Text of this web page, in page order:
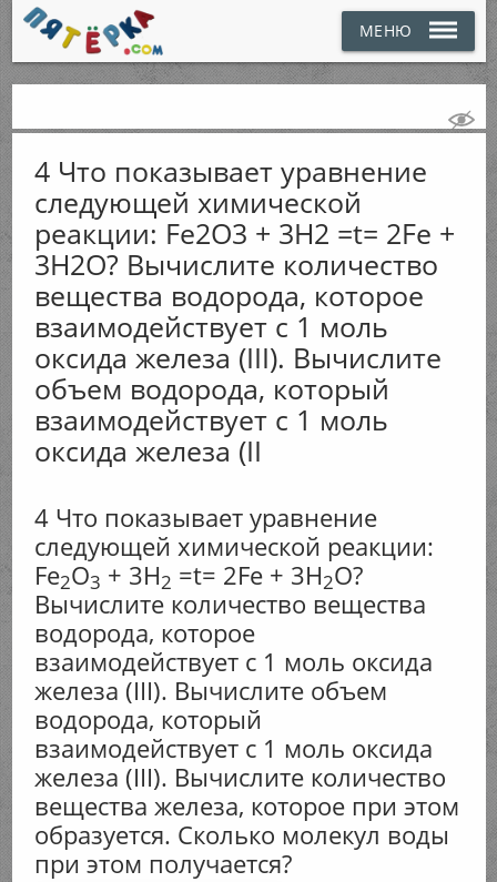
МЕНЮ
4 Что показывает уравнение
следующей химической
реакции: Fe2O3 + 3H2 =t= 2Fe +
3H2O? Вычислите количество
вещества водорода, которое
взаимодействует с 1 моль
оксида железа (III). Вычислите
объем водорода, который
взаимодействует с 1 моль
оксида железа (II
4 Что показывает уравнение
следующей химической реакции:
Fe2O3 + 3H2 =t= 2Fe + 3H2O?
Вычислите количество вещества
водорода, которое
взаимодействует с 1 моль оксида
железа (III). Вычислите объем
водорода, который
взаимодействует с 1 моль оксида
железа (III). Вычислите количество
вещества железа, которое при этом
образуется. Сколько молекул воды
при этом получается?